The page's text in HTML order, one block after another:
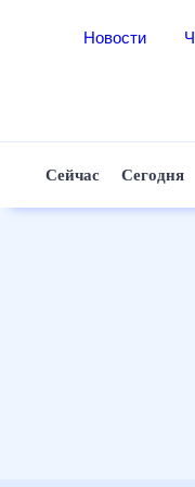
Новости
Сейчас Сегодня